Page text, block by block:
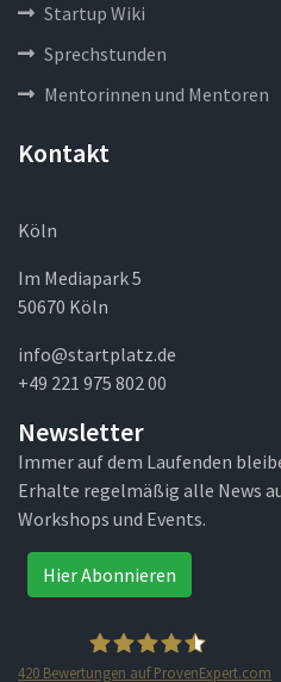
Startup Wiki
Sprechstunden
Mentorinnen und Mentoren
Kontakt
Köln
Im Mediapark 5
50670 Köln
info@startplatz.de
+49 221 975 802 00
Newsletter
Immer auf dem Laufenden
Erhalte regelmäßig alle News
Workshops und Events.
Hier Abonnieren
420 Bewertungen auf ProvenExpert.com